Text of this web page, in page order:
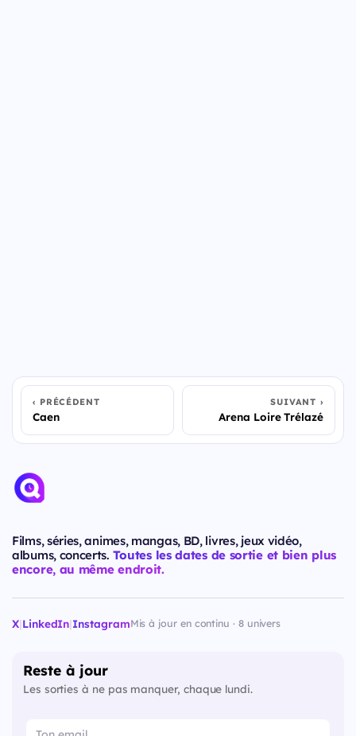
PRÉCÉDENT
Caen
SUIVANT
Arena Loire Trélazé
Films, séries, animes, mangas, BD, livres, jeux vidéo,
albums, concerts. Toutes les dates de sortie et bien plus
encore, au même endroit.
X|LinkedIn|InstagramMis à jour en continu · 8 univers
Reste à jour
Les sorties à ne pas manquer, chaque lundi.